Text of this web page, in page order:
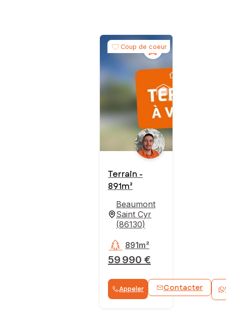
Coup de coeur
Terrain -
891m²
Beaumont
Saint Cyr
(86130)
59 990 €
891m²
Appeler Contacter